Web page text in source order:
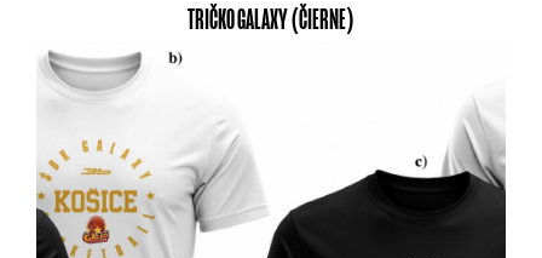
TRIČKO GALAXY (ČIERNE)